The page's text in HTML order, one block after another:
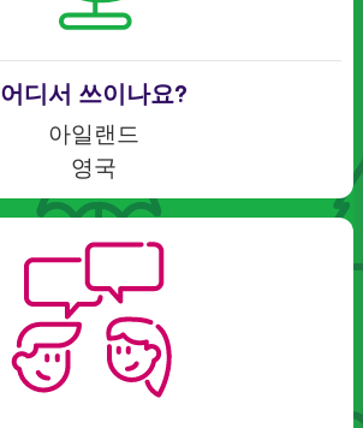
어디서 쓰이나요?
아일랜드
영국